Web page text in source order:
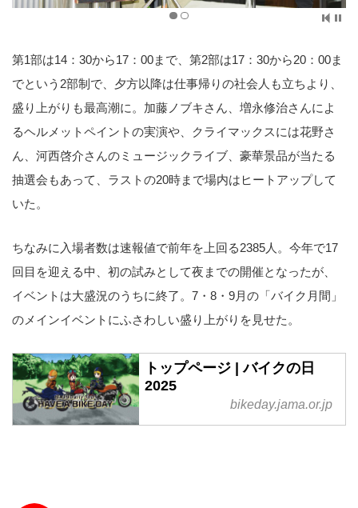
第1部は14：30から17：00まで、第2部は17：30から20：00ま
でという2部制で、夕方以降は仕事帰りの社会人も立ちより、
盛り上がりも最高潮に。加藤ノブキさん、増永修治さんによ
るヘルメットペイントの実演や、クライマックスには花野さ
ん、河西啓介さんのミュージックライブ、豪華景品が当たる
抽選会もあって、ラストの20時まで場内はヒートアップして
いた。
ちなみに入場者数は速報値で前年を上回る2385人。今年で17
回目を迎える中、初の試みとして夜までの開催となったが、
イベントは大盛況のうちに終了。7・8・9月の「バイク月間」
のメインイベントにふさわしい盛り上がりを見せた。
トップページ | バイクの日
2025
bikeday.jama.or.jp